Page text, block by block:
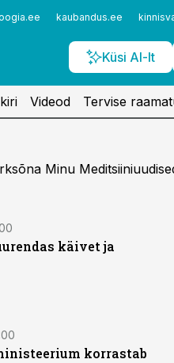
kaubandus.ee
Küsi AI-lt
Videod Tervise
Minu
käivet ja
korrastab